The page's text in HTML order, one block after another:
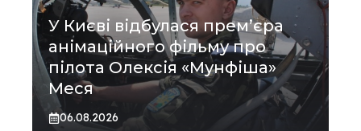
У Києві відбулася прем’єра
анімаційного фільму про
пілота Олексія «Мунфіша»
Меся
06.08.2026